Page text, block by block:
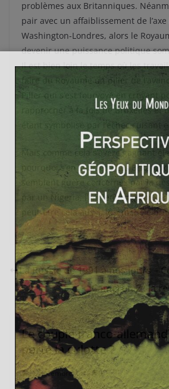
problèmes aux Britanniques.
pair avec un affaiblissement de
Washington-Londres, alors le
devenir une puissance politique
Il est bien loin le temps où les
faire du Royaume un pilier de
Pilier qui s’est fourvoyé en croyant
rapprocher à la fois de Bruxelles et
étant symbolisé par l’échec cuisant
Mais comme cela s’avère gagnant
pourquoi s’en soucier ? Les
semblent guère concernés par la
par un Nigeria, l’ancienne colonie, à
peut-être cela aussi, le « modèle
La Russie de 1991 à nos jours –
Cameron 2 : la
Le couple franco-allemand
porte la culotte ?
12 décembre 2010 0